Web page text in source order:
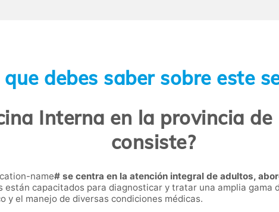
que debes saber sobre este
Interna en la provincia de
consiste?
name# se centra en la atención integral de adultos,
están capacitados para diagnosticar y tratar una amplia gama
y el manejo de diversas condiciones médicas.